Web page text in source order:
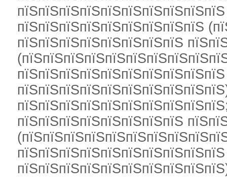
пїЅпїЅпїЅпїЅпїЅпїЅпїЅпїЅпїЅ
пїЅпїЅпїЅпїЅпїЅпїЅпїЅпїЅ
пїЅпїЅпїЅпїЅпїЅпїЅпїЅпїЅ